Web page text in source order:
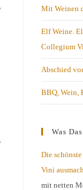
Mit Weinen
Elf Weine.
Collegium
Abschied
BBQ, Wein,
Was
Die
Vini
mit netten